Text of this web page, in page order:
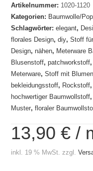
Violett
auf
Dunkelblau
Menge
Artikelnummer: 1020-1120
Kategorien: Baumwolle/
Schlagwörter:elegant,
florales Design,diy,Stoff
Design,nähen, Meterware
Blusenstoff,patchworkstoff,
Meterware,Stoff mit Blumen
bekleidungsstoff, Rockstoff
hochwertiger Baumwollstoff
Muster,floraler
13,90€ /
inkl. 19 % MwSt. zzgl.